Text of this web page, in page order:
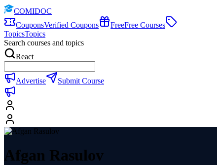
COMIDOC
CouponsVerified Coupons FreeFree Courses
TopicsTopics
Search courses and topics
React
Advertise Submit Course
Afgan Rasulov